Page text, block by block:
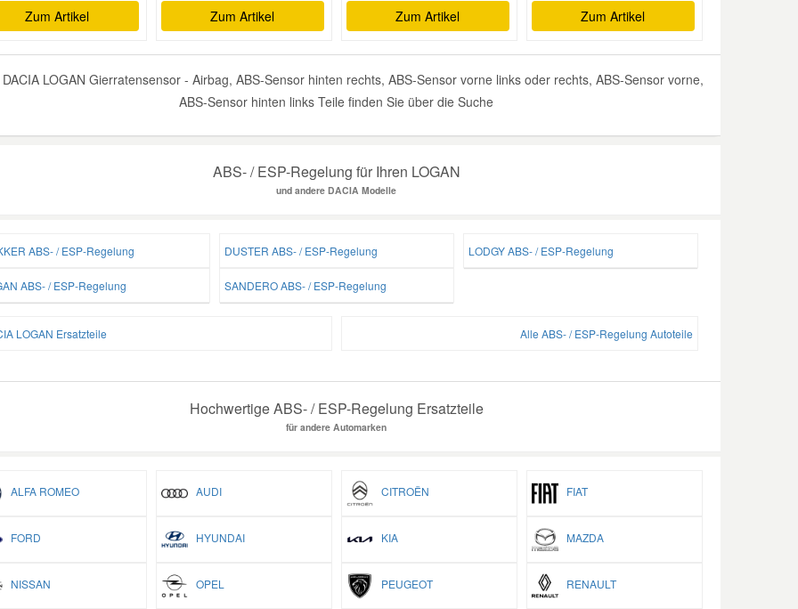
Zum Artikel Zum Artikel Zum Artikel Zum Artikel
LOGAN Gierratensensor - Airbag, ABS-Sensor hinten rechts, ABS-Sensor vorne links oder rechts, ABS-Sensor vorne,
ABS-Sensor hinten links Teile finden Sie über die Suche
ABS- / ESP-Regelung für Ihren LOGAN
und andere DACIA Modelle
ABS- / ESP-Regelung DUSTER ABS- / ESP-Regelung LODGY ABS- / ESP-Regelung
ABS- / ESP-Regelung SANDERO ABS- / ESP-Regelung
LOGAN Ersatzteile Alle ABS- / ESP-Regelung Autoteile
Hochwertige ABS- / ESP-Regelung Ersatzteile
für andere Automarken
ALFA ROMEO AUDI CITROËN FIAT
FORD HYUNDAI KIA MAZDA
NISSAN OPEL PEUGEOT RENAULT